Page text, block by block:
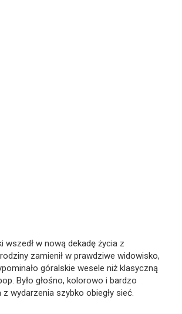
wszedł w nową dekadę życia z
zamienił w prawdziwe widowisko,
góralskie wesele niż klasyczną
Było głośno, kolorowo i bardzo
wydarzenia szybko obiegły sieć.